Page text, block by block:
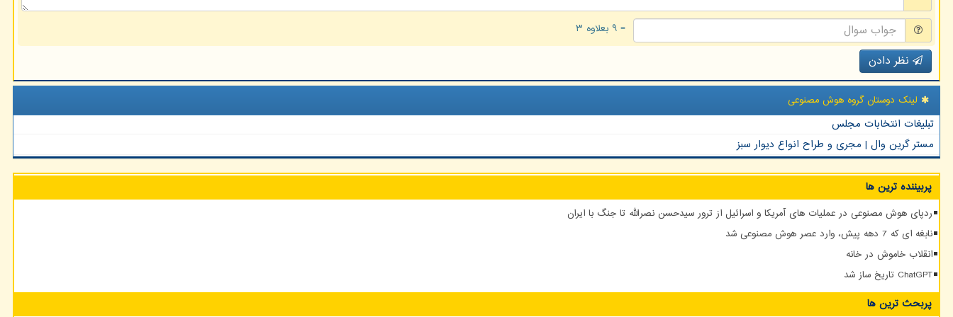
= ۹ بعلاوه ۳
نظر دادن
لینک دوستان گروه هوش مصنوعی
تبلیغات انتخابات مجلس
مستر گرین وال | مجری و طراح انواع دیوار سبز
پربیننده ترین ها
ردپای هوش مصنوعی در عملیات های آمریکا و اسرائیل از ترور سیدحسن نصرالله تا جنگ با ایران
نابغه ای که 7 دهه پیش، وارد عصر هوش مصنوعی شد
انقلاب خاموش در خانه
ChatGPT تاریخ ساز شد
پربحث ترین ها